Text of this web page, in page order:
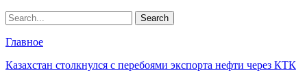
Главное
Казахстан столкнулся с перебоями экспорта нефти через КТК